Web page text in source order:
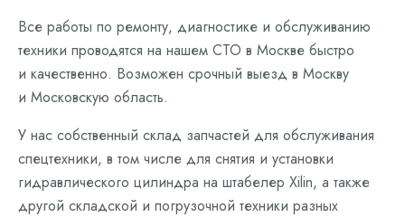
Все работы по ремонту, диагностике и обслуживанию
техники проводятся на нашем СТО в Москве быстро
и качественно. Возможен срочный выезд в Москву
и Московскую область.
У нас собственный склад запчастей для обслуживания
спецтехники, в том числе для снятия и установки
гидравлического цилиндра на штабелер Xilin, а также
другой складской и погрузочной техники разных